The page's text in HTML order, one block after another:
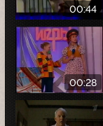
00:44
00:28